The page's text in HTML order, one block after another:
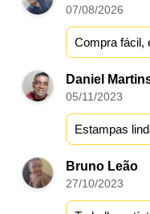
07/08/2026
Compra fácil,
Daniel
05/11/2023
Estampas
Bruno Leão
27/10/2023